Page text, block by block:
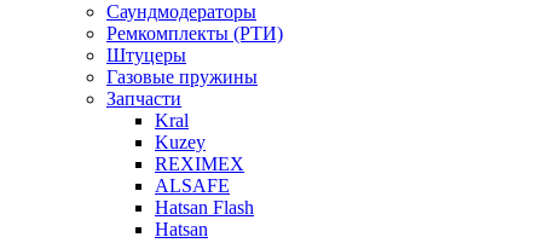
Саундмодераторы
Ремкомплекты (РТИ)
Штуцеры
Газовые пружины
Запчасти
Kral
Kuzey
REXIMEX
ALSAFE
Hatsan Flash
Hatsan